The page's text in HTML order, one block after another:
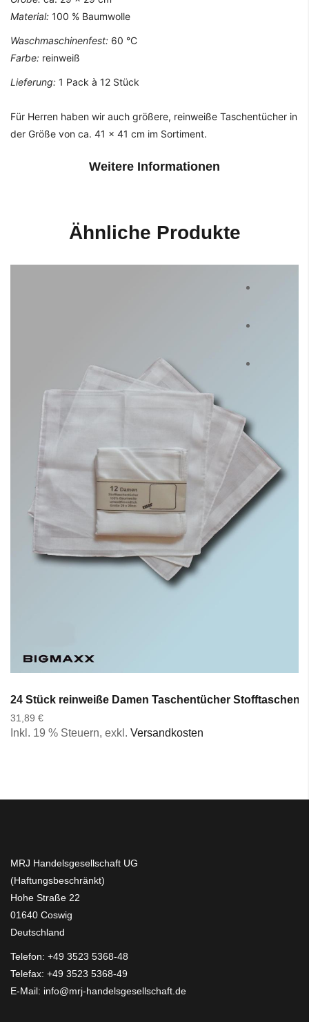
Material: 100 % Baumwolle
Waschmaschinenfest: 60 °C
Farbe: reinweiß
Lieferung: 1 Pack à 12 Stück
Für Herren haben wir auch größere, reinweiße Taschentücher in
der Größe von ca. 41 x 41 cm im Sortiment.
Weitere Informationen
Ähnliche Produkte
24 Stück reinweiße Damen Taschentücher
31,89 €
Inkl. 19 % Steuern, exkl. Versandkosten
MRJ Handelsgesellschaft UG
(Haftungsbeschränkt)
Hohe Straße 22
01640 Coswig
Deutschland
Telefon: +49 3523 5368-48
Telefax: +49 3523 5368-49
E-Mail: info@mrj-handelsgesellschaft.de